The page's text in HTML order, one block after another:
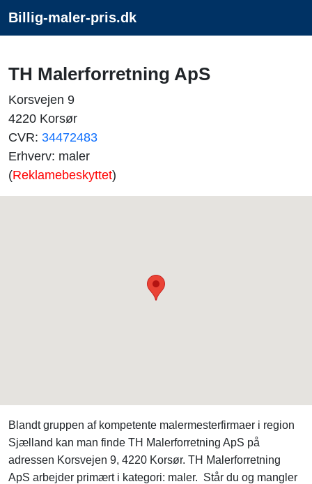
Billig-maler-pris.dk
TH Malerforretning ApS
Korsvejen 9
4220 Korsør
CVR: 34472483
Erhverv: maler
(Reklamebeskyttet)
Blandt gruppen af kompetente malermesterfirmaer i region
Sjælland kan man finde TH Malerforretning ApS på
adressen Korsvejen 9, 4220 Korsør. TH Malerforretning
ApS arbejder primært i kategori: maler. Står du og mangler